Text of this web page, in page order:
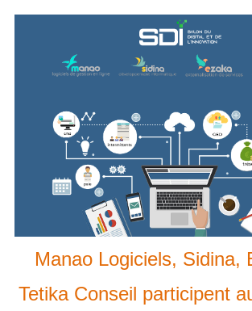
Manao Logiciels, Sidina,
Tetika Conseil participent